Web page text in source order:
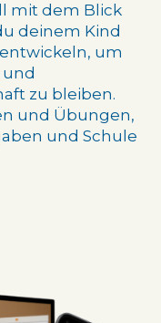
mit dem Blick
deinem Kind
um
zu bleiben.
und Übungen,
und Schule